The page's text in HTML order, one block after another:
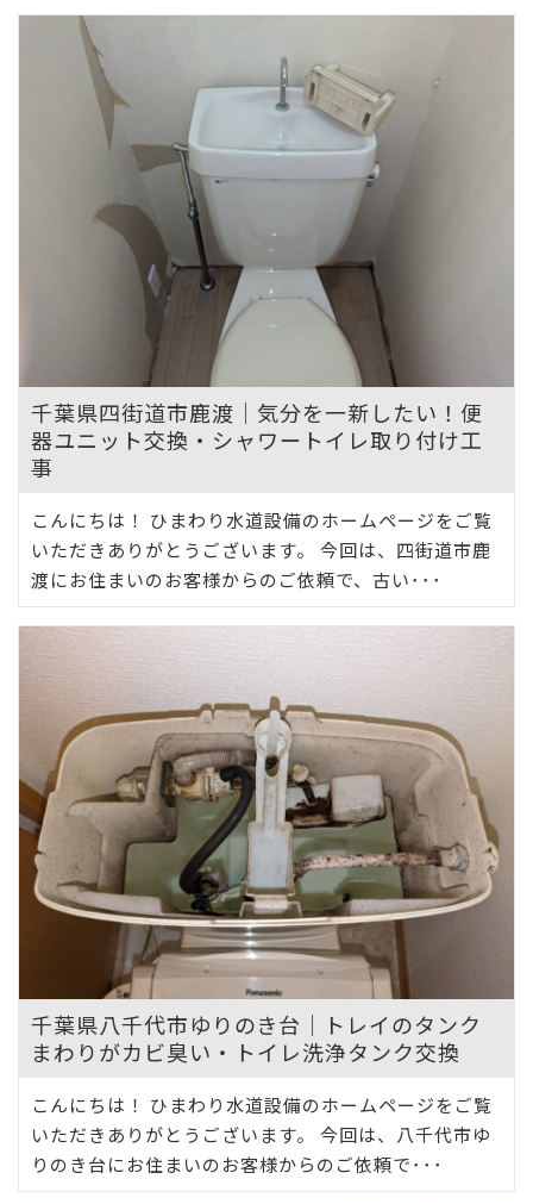
千葉県四街道市鹿渡｜気分を一新したい！便
器ユニット交換・シャワートイレ取り付け工
事
こんにちは！ ひまわり水道設備のホームページをご覧
いただきありがとうございます。 今回は、四街道市鹿
渡にお住まいのお客様からのご依頼で、古い･･･
千葉県八千代市ゆりのき台｜トレイのタンク
まわりがカビ臭い・トイレ洗浄タンク交換
こんにちは！ ひまわり水道設備のホームページをご覧
いただきありがとうございます。 今回は、八千代市ゆ
りのき台にお住まいのお客様からのご依頼で･･･